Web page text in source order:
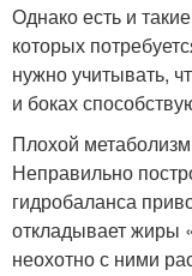
Однако есть и
которых
нужно учитывать,
и боках
Плохой
Неправильно
гидробаланса
откладывает жиры
неохотно с ними